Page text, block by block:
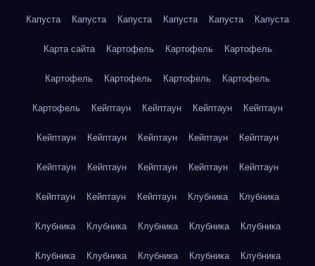
Капуста Капуста Капуста Капуста Капуста Капуста
Карта сайта Картофель Картофель Картофель
Картофель Картофель Картофель Картофель
Картофель Кейптаун Кейптаун Кейптаун Кейптаун
Кейптаун Кейптаун Кейптаун Кейптаун Кейптаун
Кейптаун Кейптаун Кейптаун Кейптаун Кейптаун
Кейптаун Кейптаун Кейптаун Клубника Клубника
Клубника Клубника Клубника Клубника Клубника
Клубника Клубника Клубника Клубника Клубника